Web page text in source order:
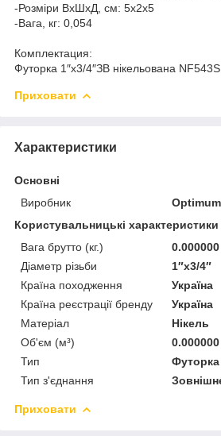
-Розміри ВхШхД, см: 5х2х5
-Вага, кг: 0,054
Комплектация:
Футорка 1″х3/4″ЗВ нікельована
Приховати
Характеристики
Основні
Виробник
Optimum
Користувальницькі характеристики
Вага брутто (кг.)
0.000000
Діаметр різьби
1″x3/4″
Країна походження
Україна
Країна реєстрації бренду
Україна
Матеріал
Нікель
Об'єм (м³)
0.000000
Тип
Футорка
Тип з'єднання
Приховати